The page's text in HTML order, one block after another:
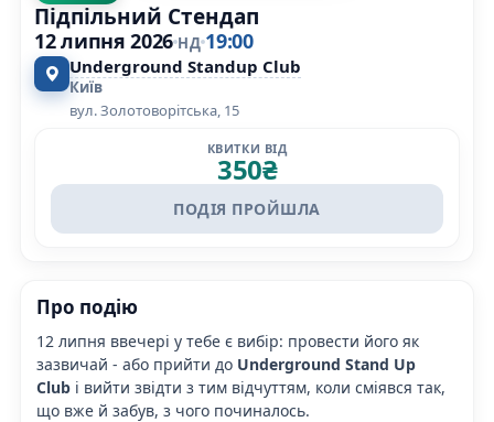
Підпільний Стендап
12 липня 2026 НД 19:00
Underground Standup Club
Київ
вул. Золотоворітська, 15
КВИТКИ ВІД
350₴
ПОДІЯ ПРОЙШЛА
Про подію
12 липня ввечері у тебе є вибір: провести його як
зазвичай - або прийти до Underground Stand Up
Club і вийти звідти з тим відчуттям, коли сміявся так,
що вже й забув, з чого починалось.